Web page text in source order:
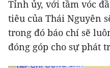
Tỉnh ủy, với tầm vóc
tiêu của Thái Nguyên
trong đó báo chí sẽ
đóng góp cho sự phát